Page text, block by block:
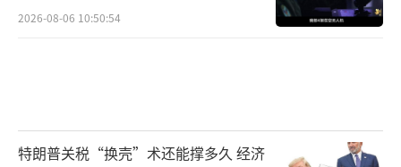
2026-08-06 10:50:54
特朗普关税“换壳”术还能撑多久 经济